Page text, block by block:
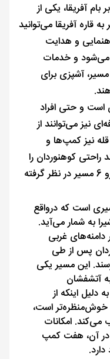
آفریقا، یکی از
قاره آفریقا می‌توانید
و هدایت
می‌شود و خدمات
آشپزی برای
است و حتی افراد
نیز می‌توانند از
نیز کمپ‌ها و
راحتی کوهنوردان را
تضمین کند. برای صعود به کلیمانجارو 6 مسیر در نظر گرفته
است که درواقع
به شمار می‌آيد.
دامنه‌های غربی
پس از طی
می‌رسند. این مسیر یکی
آتشفشان
دلیل اینکه از
خوش‌منظره‌تر است،
می‌کند. امکانات
آن، هفت کمپ